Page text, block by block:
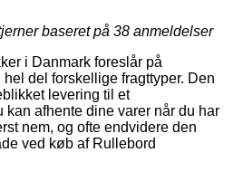
baseret på 38 anmeldelser
i Danmark foreslår på
del forskellige fragttyper. Den
levering til et
kan afhente dine varer når du har
nem, og ofte endvidere den
ved køb af Rullebord